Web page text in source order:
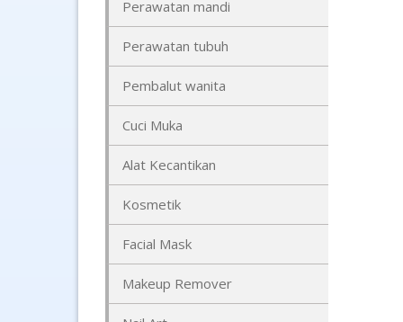
Perawatan mandi
Perawatan tubuh
Pembalut wanita
Cuci Muka
Alat Kecantikan
Kosmetik
Facial Mask
Makeup Remover